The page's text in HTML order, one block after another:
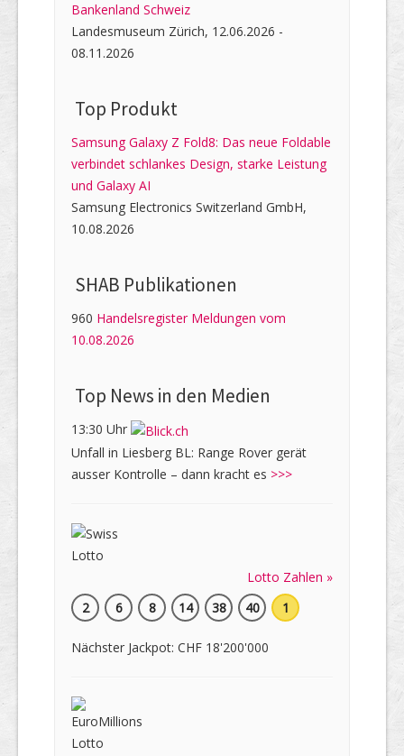
Bankenland Schweiz
Landesmuseum Zürich, 12.06.2026 -
08.11.2026
Top Produkt
Samsung Galaxy Z Fold8: Das neue Foldable
verbindet schlankes Design, starke Leistung
und Galaxy AI
Samsung Electronics Switzerland GmbH,
10.08.2026
SHAB Publi­kati­onen
960 Handelsregister Meldungen vom
10.08.2026
Top News in den Medien
13:30 Uhr
Unfall in Liesberg BL: Range Rover gerät
ausser Kontrolle – dann kracht es >>>
Lotto Zahlen »
2
6 8 14 38 40 1
Nächster Jackpot: CHF 18'200'000